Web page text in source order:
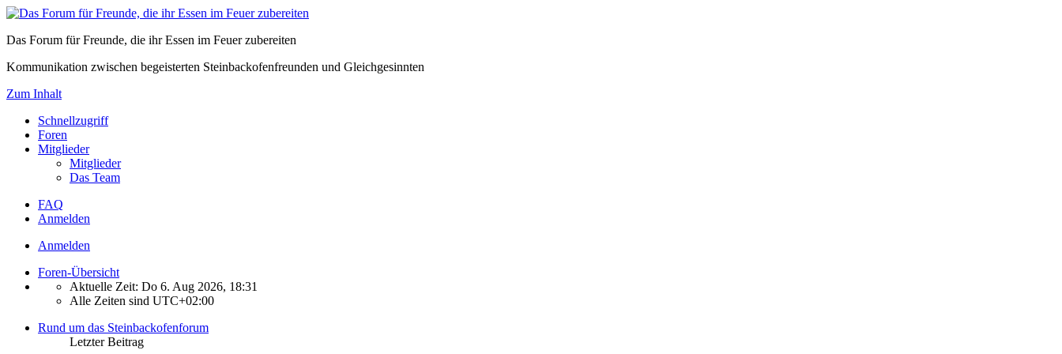
Das Forum für Freunde, die ihr Essen im Feuer zubereiten
Kommunikation zwischen begeisterten Steinbackofenfreunden und Gleichgesinnten
Zum Inhalt
Schnellzugriff
Foren
Mitglieder
Mitglieder
Das Team
FAQ
Anmelden
Anmelden
Foren-Übersicht
Aktuelle Zeit: Do 6. Aug 2026, 18:31
Alle Zeiten sind UTC+02:00
Rund um das Steinbackofenforum
Letzter Beitrag